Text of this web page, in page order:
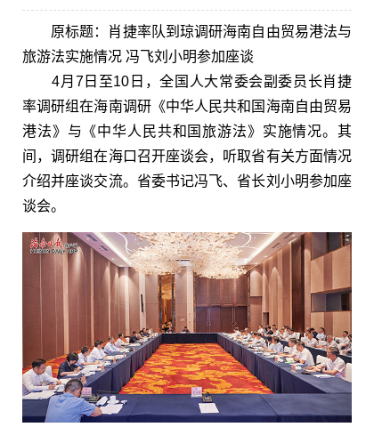
原标题：肖捷率队到琼调研海南自由贸易港法与
旅游法实施情况 冯飞刘小明参加座谈
4月7日至10日，全国人大常委会副委员长肖捷
率调研组在海南调研《中华人民共和国海南自由贸易
港法》与《中华人民共和国旅游法》实施情况。其
间，调研组在海口召开座谈会，听取省有关方面情况
介绍并座谈交流。省委书记冯飞、省长刘小明参加座
谈会。